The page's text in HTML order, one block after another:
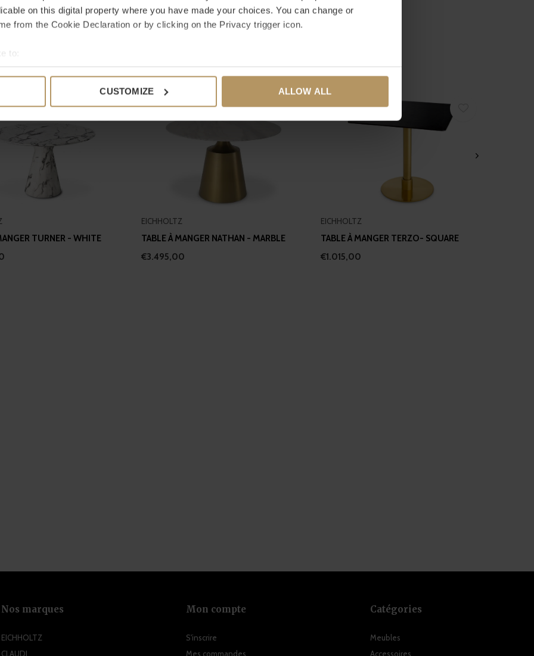
on this digital property where you have made your choices. You can change or
from the Cookie Declaration or by clicking on the Privacy trigger icon.
to:
your geographical location which can be accurate to within several meters
content and ads, to provide social media features and to analyse our traffic. We also share
our site with our social media, advertising and analytics partners who may combine it with
to them or that they’ve collected from your use of their services.
CUSTOMIZE ALLOW ALL
TURNER - WHITE
EICHHOLTZ
TABLE À MANGER NATHAN - MARBLE
€3.495,00
EICHHOLTZ
TABLE À MANGER TERZO- SQUARE
€1.015,00
Nos marques
EICHHOLTZ
CLAUDI
Mon compte
S'inscrire
Mes commandes
Catégories
Meubles
Accessoires